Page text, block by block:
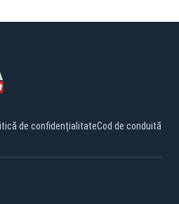
de confidențialitateCod de conduită